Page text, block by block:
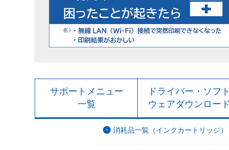
サポートメニュー
一覧
ドライバー・ソフト
ウェアダウンロード
消耗品一覧（インクカートリッジ）